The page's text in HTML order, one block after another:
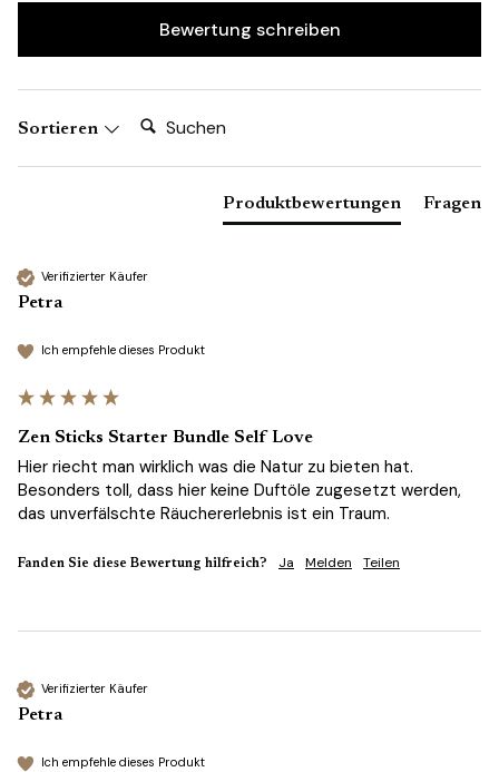
Bewertung schreiben
Sortieren
Suchen:
Produktbewertungen Fragen
Verifizierter Käufer
Petra
Ich empfehle dieses Produkt
Zen Sticks Starter Bundle Self Love
Hier riecht man wirklich was die Natur zu bieten hat.
Besonders toll, dass hier keine Duftöle zugesetzt werden,
das unverfälschte Räuchererlebnis ist ein Traum.
Fanden Sie diese Bewertung hilfreich? Ja Melden Teilen
Verifizierter Käufer
Petra
Ich empfehle dieses Produkt